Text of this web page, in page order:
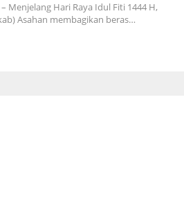
Menjelang Hari Raya Idul Fiti 1444 H,
Asahan membagikan beras…